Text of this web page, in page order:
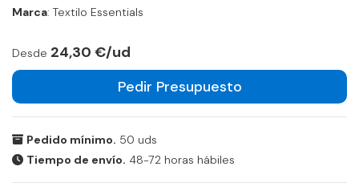
Marca: Textilo Essentials
Desde 24,30 €/ud
Pedir Presupuesto
Pedido mínimo. 50 uds
Tiempo de envío. 48-72 horas hábiles